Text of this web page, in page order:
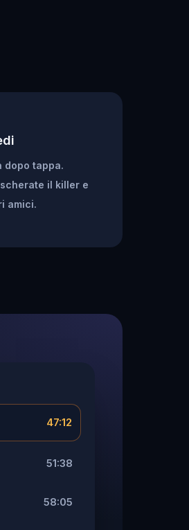
dopo tappa.
il killer e
amici.
47:12
51:38
58:05